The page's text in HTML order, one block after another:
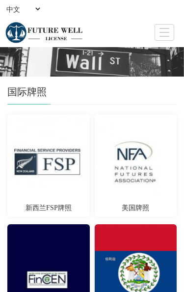
T
o
g
g
国际牌照
新西兰FSP牌照 美国牌照